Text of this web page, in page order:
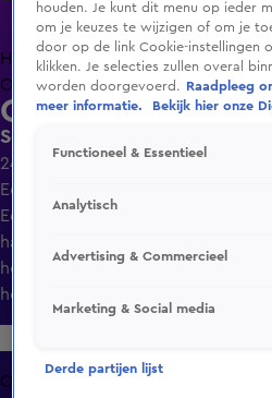
HomeUitzending Gemist
OranjezomerLivestreamsShop
Overtreders
Seizoen 8, aflevering 7
24 feb 2023, 21:27
Een beschonken man zorgt voor
Een illegale kampeerder in
handhavers niet en denkt
heeft een foutparkeerder
hout snijden?
Overzicht
houden. Je kunt dit menu op ieder
om je keuzes te wijzigen of om je
door op de link Cookie-instellingen
klikken. Je selecties zullen overal
worden doorgevoerd.
Raadpleeg
meer informatie.
Bekijk hier onze
Functioneel & Essentieel
Analytisch
Advertising & Commercieel
Marketing & Social media
Derde partijen lijst